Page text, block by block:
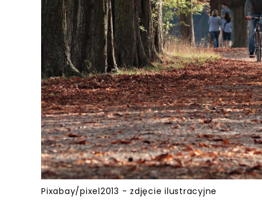
Pixabay/pixel2013 - zdjęcie ilustracyjne